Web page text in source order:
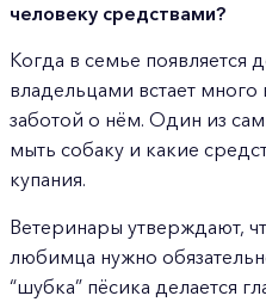
человеку средствами?
Когда в семье
владельцами встает много
заботой о нём. Один из
мыть собаку и какие
купания.
Ветеринары утверждают,
любимца нужно
“шубка” пёсика делается